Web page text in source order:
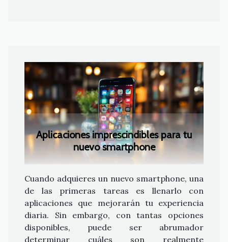
Aplicaciones imprescindibles para tu
nuevo smartphone
Cuando adquieres un nuevo smartphone, una
de las primeras tareas es llenarlo con
aplicaciones que mejorarán tu experiencia
diaria. Sin embargo, con tantas opciones
disponibles, puede ser abrumador
determinar cuáles son realmente